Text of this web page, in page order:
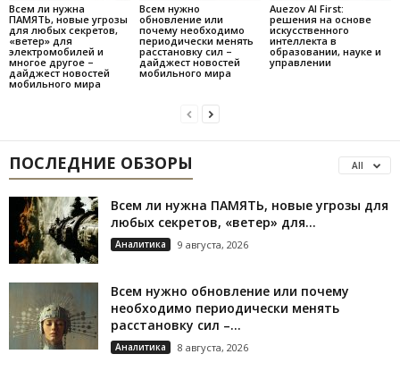
Всем ли нужна
ПАМЯТЬ, новые угрозы
для любых секретов,
«ветер» для
электромобилей и
многое другое –
дайджест новостей
мобильного мира
Всем нужно
обновление или
почему необходимо
периодически менять
расстановку сил –
дайджест новостей
мобильного мира
Auezov AI First:
решения на основе
искусственного
интеллекта в
образовании, науке и
управлении
ПОСЛЕДНИЕ ОБЗОРЫ All
Всем ли нужна ПАМЯТЬ, новые угрозы для
любых секретов, «ветер» для...
Аналитика 9 августа, 2026
Всем нужно обновление или почему
необходимо периодически менять
расстановку сил –...
Аналитика 8 августа, 2026